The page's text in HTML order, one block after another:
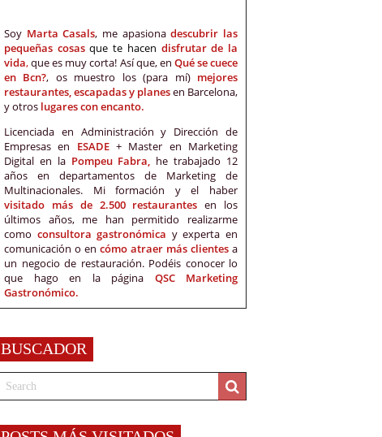
Soy Marta Casals, me apasionadescubrir las
pequeñas cosasque te hacen disfrutar de la
vida,que es muy corta! Así que, en Qué se cuece
en Bcn?, os muestro los (para mí) mejores
restaurantes, escapadas y planesen Barcelona,
y otros lugares con encanto.
Licenciada en Administración y Dirección de
Empresas en ESADE+ Master en Marketing
Digital en la Pompeu Fabra, he trabajado 12
años en departamentos de Marketing de
Multinacionales. Mi formación y el haber
visitado más de 2.500 restaurantes en los
últimos años, me han permitido realizarme
como consultora gastronómica y experta en
comunicación o en cómo atraer más clientes a
un negocio de restauración. Podéis conocer lo
que hago en la página QSC Marketing
Gastronómico.
BUSCADOR